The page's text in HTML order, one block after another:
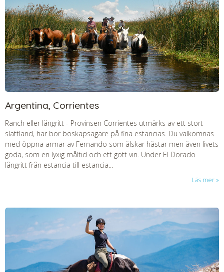
Argentina, Corrientes
Ranch eller långritt - Provinsen Corrientes utmärks av ett stort
slättland, här bor boskapsägare på fina estancias. Du välkomnas
med öppna armar av Fernando som älskar hästar men även livets
goda, som en lyxig måltid och ett gott vin. Under El Dorado
långritt från estancia till estancia...
Läs mer